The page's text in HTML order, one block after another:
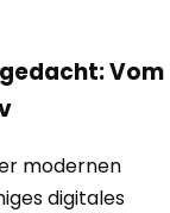
Vom
modernen
digitales